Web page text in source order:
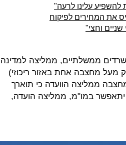
להשפיע עלינו לרעה"
את המחירים לפיקוח
וחצי"
שהוקמה בדצמבר 2013 וחברים בה 8 משרדים ממשלתיים, ממליצה למדינה
מעל מחצבה אחת באזור ריכוזי)
ממליצה הוועדה כי תוארך
במו"מ, ממליצה הועדה,